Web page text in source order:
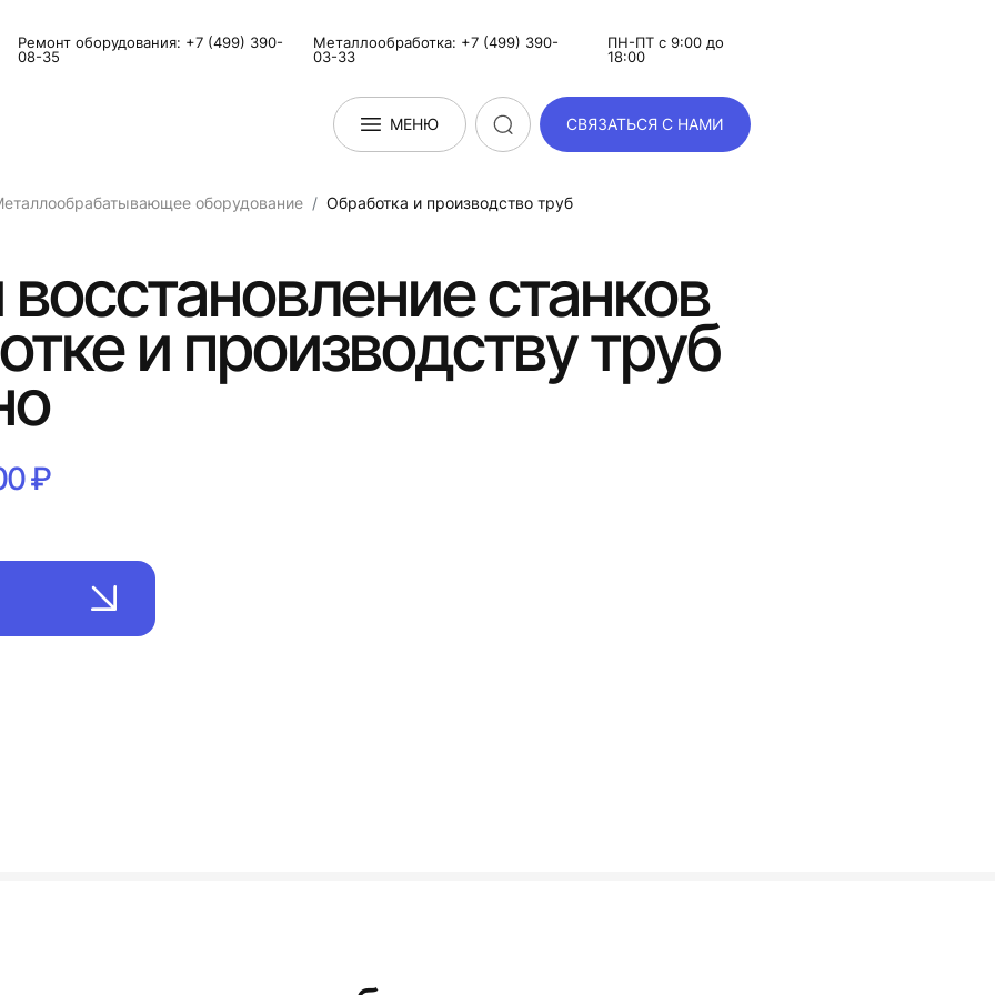
Ремонт оборудования: +7 (499) 390-
08-35
Металлообработка: +7 (499) 390-
03-33
ПН-ПТ с 9:00 до
18:00
МЕНЮ СВЯЗАТЬСЯ С НАМИ
оборудование Обработка и производство труб
станков
и производству труб
₽